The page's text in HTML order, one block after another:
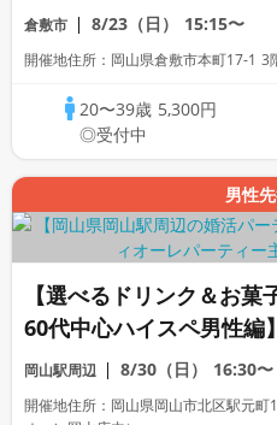
な出会い～
倉敷市 8/23（日） 15:15〜
開催地住所：岡山県倉敷市本町17-1 3
20〜39歳 5,300円
◎受付中
男性
【選べるドリンク＆お
60代中心ハイスペ男性編
ィー／互いに支え合える
～真剣な出会い～
岡山駅周辺 8/30（日） 16:30〜
開催地住所：岡山県岡山市北区駅元